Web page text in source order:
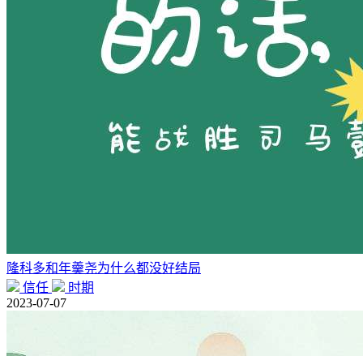
隆科多和年羹尧为什么都没好结局
信任
时期
2023-07-07